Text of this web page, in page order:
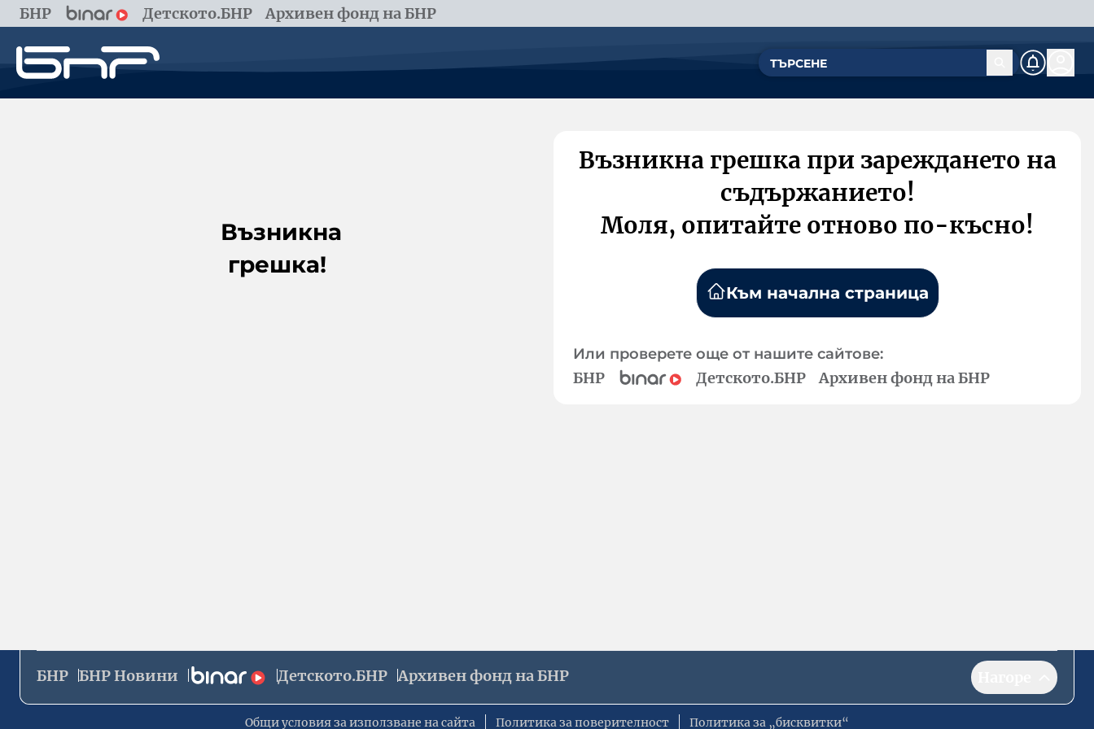
БНР Детското.БНР Архивен фонд на БНР
Възникна
грешка!
Възникна грешка при зареждането на
съдържанието!
Моля, опитайте отново по-късно!
Към начална страница
Или проверете още от нашите сайтове:
БНР Детското.БНР Архивен фонд на БНР
БНР БНР Новини Детското.БНР Архивен фонд на БНР
Общи условия за използване на сайта Политика за поверителност Политика за „бисквитки“